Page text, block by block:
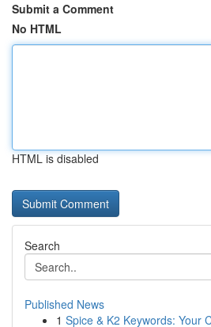
Submit a Comment
No HTML
HTML is disabled
Search
Published News
1 Spice & K2 Keywords: Your